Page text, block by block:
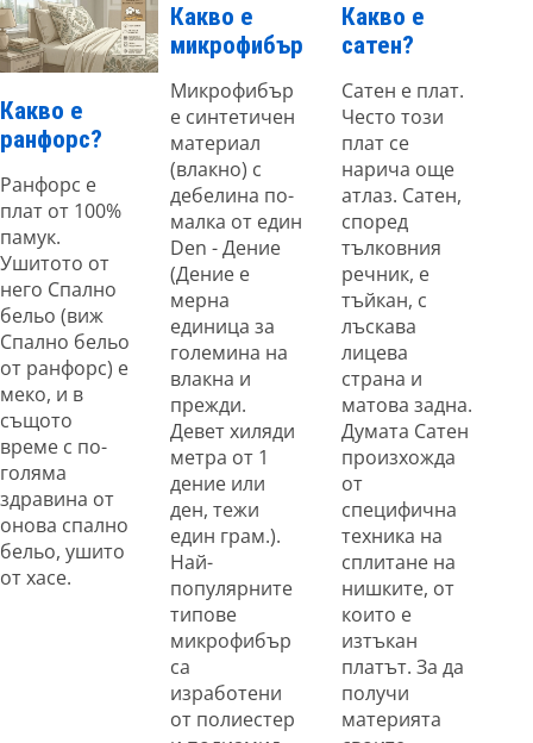
Какво е
ранфорс?
Ранфорс е
плат от 100%
памук.
Ушитото от
него Спално
бельо (виж
Спално бельо
от ранфорс) е
меко, и в
същото
време с по-
голяма
здравина от
онова спално
бельо, ушито
от хасе.
Какво е
микрофибър
Микрофибър
е синтетичен
материал
(влакно) с
дебелина по-
малка от един
Den - Дение
(Дение е
мерна
единица за
големина на
влакна и
прежди.
Девет хиляди
метра от 1
дение или
ден, тежи
един грам.).
Най-
популярните
типове
микрофибър
са
изработени
от полиестер
Какво е
сатен?
Сатен е плат.
Често този
плат се
нарича още
атлаз. Сатен,
според
тълковния
речник, е
тъйкан, с
лъскава
лицева
страна и
матова задна.
Думата Сатен
произхожда
от
специфична
техника на
сплитане на
нишките, от
които е
изтъкан
платът. За да
получи
материята